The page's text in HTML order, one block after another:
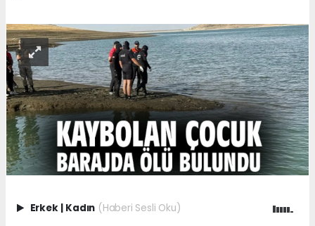
Erkek | Kadın (Haberi Sesli Oku)